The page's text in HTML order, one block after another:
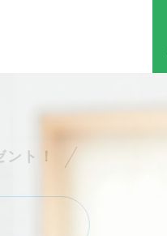
ト！